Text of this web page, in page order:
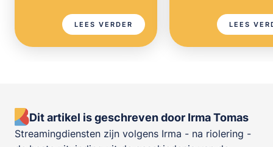
LEES VERDER LEES
Dit artikel is geschreven door Irma Tomas
Streamingdiensten zijn volgens Irma - na riolering -